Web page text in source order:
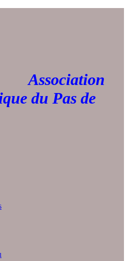
du Pas de